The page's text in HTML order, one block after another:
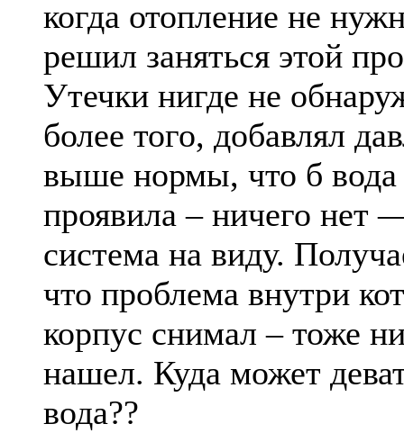
когда отопление не
решил заняться этой
Утечки нигде не
более того, добавлял
выше нормы, что б вода
проявила – ничего нет
система на виду.
что проблема внутри
корпус снимал – тоже
нашел. Куда может
вода??